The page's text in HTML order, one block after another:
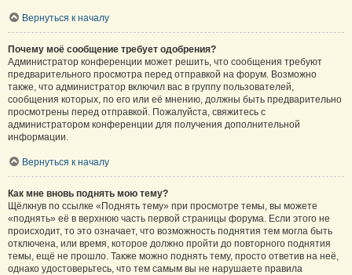
Вернуться к началу
Почему моё сообщение требует одобрения?
Администратор конференции может решить, что сообщения требуют
предварительного просмотра перед отправкой на форум. Возможно
также, что администратор включил вас в группу пользователей,
сообщения которых, по его или её мнению, должны быть предварительно
просмотрены перед отправкой. Пожалуйста, свяжитесь с
администратором конференции для получения дополнительной
информации.
Вернуться к началу
Как мне вновь поднять мою тему?
Щёлкнув по ссылке «Поднять тему» при просмотре темы, вы можете
«поднять» её в верхнюю часть первой страницы форума. Если этого не
происходит, то это означает, что возможность поднятия тем могла быть
отключена, или время, которое должно пройти до повторного поднятия
темы, ещё не прошло. Также можно поднять тему, просто ответив на неё,
однако удостоверьтесь, что тем самым вы не нарушаете правила